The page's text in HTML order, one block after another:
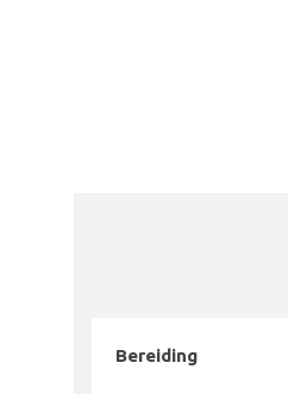
Bereiding